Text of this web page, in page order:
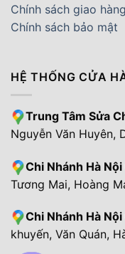
Chính sách giao hàng
Chính sách bảo mật
HỆ THỐNG CỬA
Trung Tâm Sửa
Nguyễn Văn Huyên,
Chi Nhánh Hà Nội
Tương Mai, Hoàng
Chi Nhánh Hà Nội
khuyến, Văn Quán,